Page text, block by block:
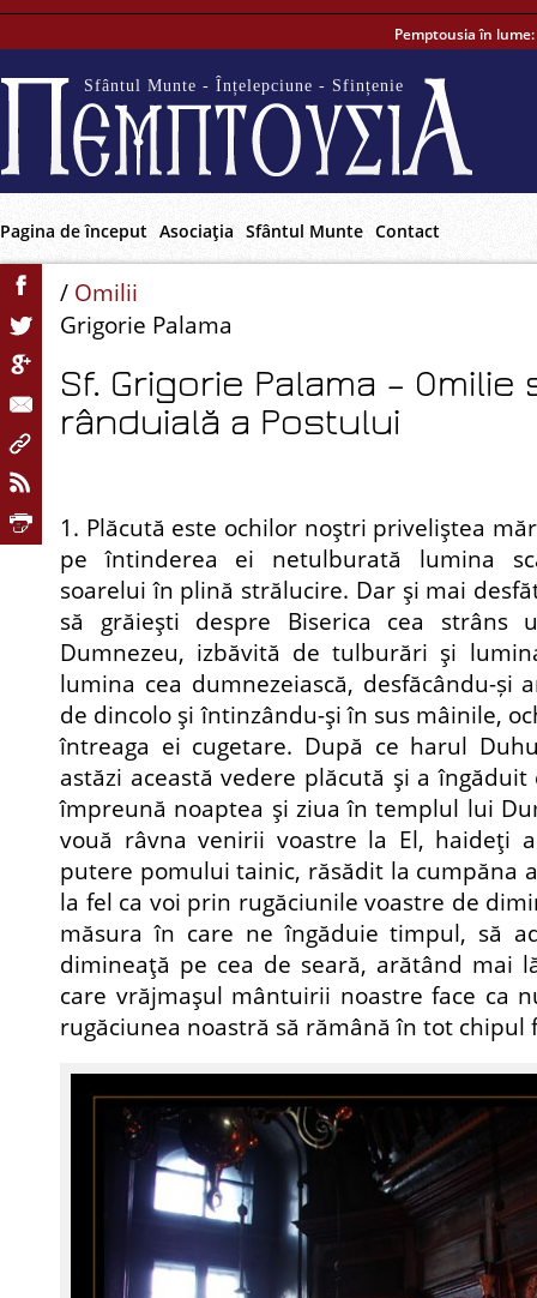
Pemptousia în lume:
Sfântul Munte - Înțelepciune - Sfințenie
Pagina de început Asociaţia Sfântul Munte Contact
/ Omilii
Grigorie Palama
Sf. Grigorie Palama –
rânduială a Postului
1. Plăcută este ochilor noştri priveliştea
pe întinderea ei netulburată lumina
soarelui în plină stră­lucire. Dar şi mai
să grăieşti despre Biserica cea strâns
Dumnezeu, izbăvită de tulburări şi
lumina cea dumnezeiască, desfăcându-și
de dincolo şi întinzându-şi în sus mâinile,
întreaga ei cugetare. După ce harul
astăzi această vedere plăcută şi a
împreună noaptea şi ziua în templul lui
vouă râvna venirii voastre la El, haideţi
putere pomului tainic, răsădit la cumpăna
la fel ca voi prin rugăciunile voastre de
măsura în care ne îngăduie timpul, să
dimineaţă pe cea de seară, arătând mai
care vrăjmaşul mântuirii noastre face ca
rugăciunea noastră să rămână în tot chi­pul